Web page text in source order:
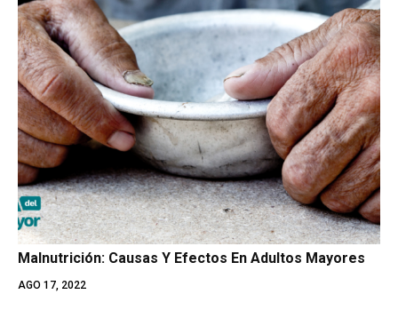
Malnutrición: Causas Y Efectos En Adultos Mayores
AGO 17, 2022